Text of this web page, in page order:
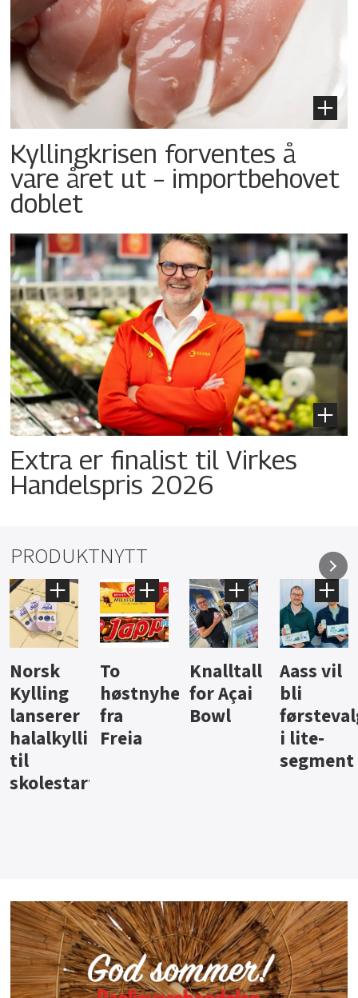
Kyllingkrisen forventes å
vare året ut – importbehovet
doblet
Extra er finalist til Virkes
Handelspris 2026
PRODUKTNYTT
Knalltall
for Açai
Bowl
Aass vil
bli
førstevalg
i lite-
Brus og
jus fra
Berentsen
Hard
iste fra
Hansa